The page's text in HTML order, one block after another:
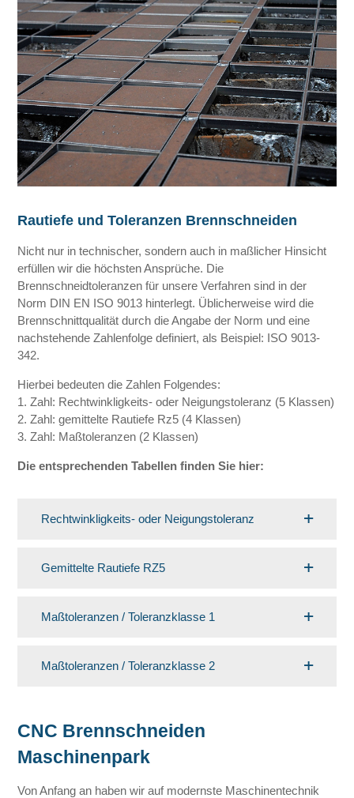
Rautiefe und Toleranzen Brennschneiden
Nicht nur in technischer, sondern auch in maßlicher Hinsicht
erfüllen wir die höchsten Ansprüche. Die
Brennschneidtoleranzen für unsere Verfahren sind in der
Norm DIN EN ISO 9013 hinterlegt. Üblicherweise wird die
Brennschnittqualität durch die Angabe der Norm und eine
nachstehende Zahlenfolge definiert, als Beispiel: ISO 9013-
342.
Hierbei bedeuten die Zahlen Folgendes:
1. Zahl: Rechtwinkligkeits- oder Neigungstoleranz (5 Klassen)
2. Zahl: gemittelte Rautiefe Rz5 (4 Klassen)
3. Zahl: Maßtoleranzen (2 Klassen)
Die entsprechenden Tabellen finden Sie hier:
Rechtwinkligkeits- oder Neigungstoleranz
Gemittelte Rautiefe RZ5
Maßtoleranzen / Toleranzklasse 1
Maßtoleranzen / Toleranzklasse 2
CNC Brennschneiden
Maschinenpark
Von Anfang an haben wir auf modernste Maschinentechnik